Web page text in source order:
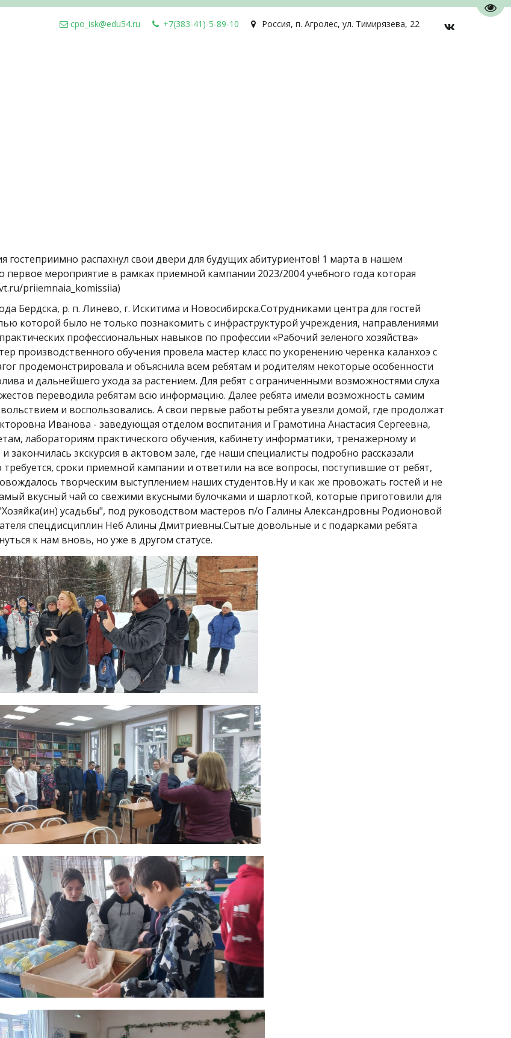
Россия, п. Агролес, ул. Тимирязева, 22
+7(383-41)-5-89-10
cpo_isk@edu54.ru
гостеприимно распахнул свои двери для будущих абитуриентов! 1 марта в нашем
мероприятие в рамках приемной кампании 2023/2004 учебного года которая
priiemnaia_komissiia)
Бердска, р. п. Линево, г. Искитима и Новосибирска.Сотрудниками центра для гостей
которой было не только познакомить с инфраструктурой учреждения, направлениями
профессиональных навыков по профессии «Рабочий зеленого хозяйства»
производственного обучения провела мастер класс по укоренению черенка каланхоэ с
продемонстрировала и объяснила всем ребятам и родителям некоторые особенности
и дальнейшего ухода за растением. Для ребят с ограниченными возможностями слуха
переводила ребятам всю информацию. Далее ребята имели возможность самим
и воспользовались. А свои первые работы ребята увезли домой, где продолжат
Иванова - заведующая отделом воспитания и Грамотина Анастасия Сергеевна,
лабораториям практического обучения, кабинету информатики, тренажерному и
закончилась экскурсия в актовом зале, где наши специалисты подробно рассказали
сроки приемной кампании и ответили на все вопросы, поступившие от ребят,
творческим выступлением наших студентов.Ну и как же провожать гостей и не
вкусный чай со свежими вкусными булочками и шарлоткой, которые приготовили для
усадьбы", под руководством мастеров п/о Галины Александровны Родионовой
спецдисциплин Неб Алины Дмитриевны.Сытые довольные и с подарками ребята
к нам вновь, но уже в другом статусе.